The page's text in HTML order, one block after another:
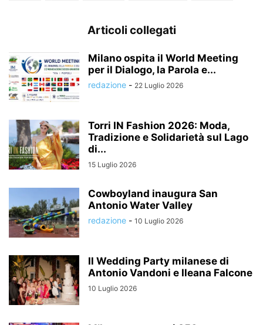
Articoli collegati
Milano ospita il World Meeting
per il Dialogo, la Parola e...
redazione - 22 Luglio 2026
Torri IN Fashion 2026: Moda,
Tradizione e Solidarietà sul Lago
di...
15 Luglio 2026
Cowboyland inaugura San
Antonio Water Valley
redazione - 10 Luglio 2026
Il Wedding Party milanese di
Antonio Vandoni e Ileana Falcone
10 Luglio 2026